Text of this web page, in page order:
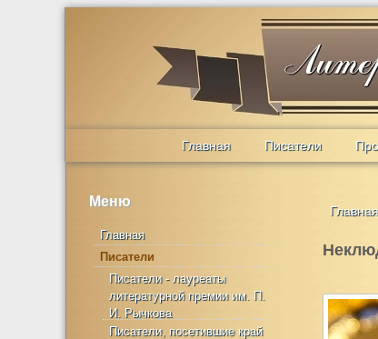
Главная Писатели
Меню
Главная
Писатели
Писатели - лауреаты
литературной премии им. П.
И. Рычкова
Писатели, посетившие край
Главная